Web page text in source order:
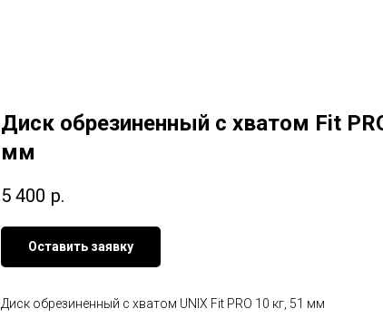
Диск обрезиненный c хватом Fit
мм
5 400 р.
Оставить заявку
Диск обрезиненный c хватом UNIX Fit PRO 10 кг, 51 мм